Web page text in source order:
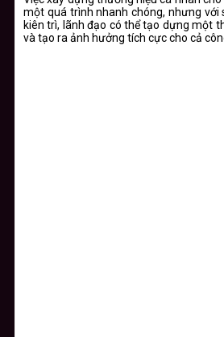
một quá trình nhanh chóng, nhưng với
kiên trì, lãnh đạo có thể tạo dựng một
và tạo ra ảnh hưởng tích cực cho cả